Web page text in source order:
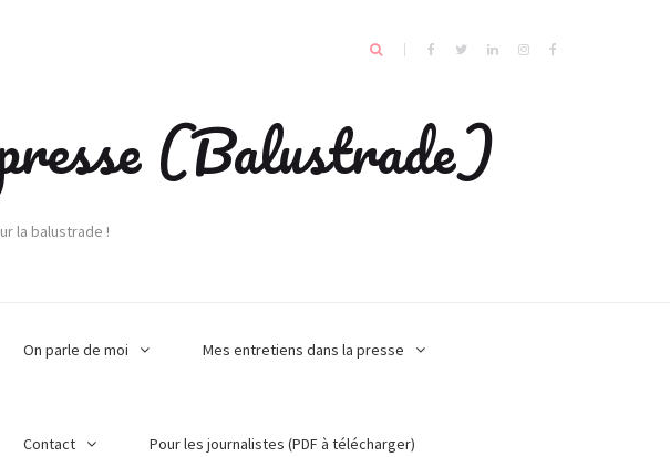
(Balustrade)
la balustrade !
On parle de moi Mes entretiens dans la presse
Contact Pour les journalistes (PDF à télécharger)